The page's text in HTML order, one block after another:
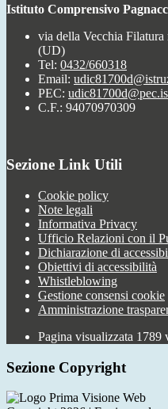
Istituto Comprensivo
via della Vecchia
(UD)
Tel: 0432/660318
Email:
PEC:
C.F.: 94070970309
Sezione Link Utili
Cookie policy
Note legali
Informativa Privacy
Ufficio Relazioni con il
Dichiarazione di
Obiettivi di accessibilità
Whistleblowing
Gestione consensi cookie
Amministrazione
Pagina visualizzata 1789
Sezione Copyright